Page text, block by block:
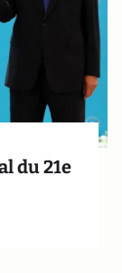
du 21e